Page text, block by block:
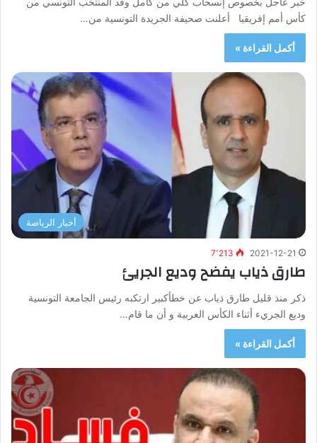
كأس أمم إفريقيا أعلنت صحيفة الجريدة التونسية من…
أكمل القراءة »
أخبار الرياضة
2021-12-21 7٬213
طارق ذياب يفضح وديع الجريئ
ذكر منذ قليل طارق ذياب عن خطأكبير ارتكبه رئيس الجامعة التونسية
وديع الجريء أثناء الكأس العربية و أن ما قام…
أكمل القراءة »